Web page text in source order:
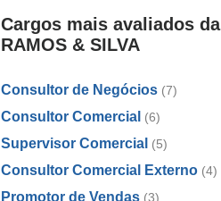
Cargos mais avaliados da
RAMOS & SILVA
Consultor de Negócios (7)
Consultor Comercial (6)
Supervisor Comercial (5)
Consultor Comercial Externo (4)
Promotor de Vendas (3)